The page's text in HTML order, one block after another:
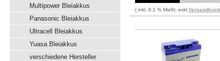
Multipower Bleiakkus
Panasonic Bleiakkus
Ultracell Bleiakkus
Yuasa Bleiakkus
verschiedene Hersteller
( inkl. 8.1 % MwSt. exkl.